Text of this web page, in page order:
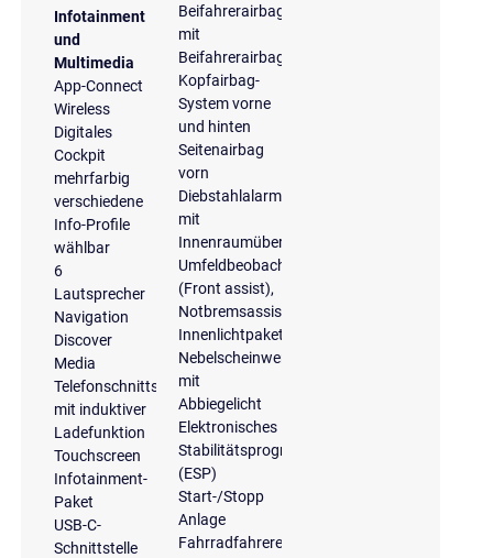
Infotainment
und
Multimedia
App-Connect
Wireless
Digitales
Cockpit
mehrfarbig
verschiedene
Info-Profile
wählbar
6
Lautsprecher
Navigation
Discover
Media
Telefonschnittstelle
mit induktiver
Ladefunktion
Touchscreen
Infotainment-
Paket
USB-C-
Schnittstelle
Beifahrerairbag
mit
Beifahrerairbagdeaktivierung
Kopfairbag-
System vorne
und hinten
Seitenairbag
vorn
Diebstahlalarmanlage
mit
Innenraumüberwachung
Umfeldbeobachtungssystem
(Front assist),
Notbremsassistent
Innenlichtpaket
Nebelscheinwerfer
mit
Abbiegelicht
Elektronisches
Stabilitätsprogramm
(ESP)
Start-/Stopp
Anlage
Fahrradfahrererkennung